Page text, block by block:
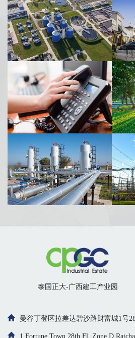
泰国正大-广西建工产业园
曼谷丁登区拉差达碧沙路财富城1号
1 Fortune Town 28th Fl.,Zone D